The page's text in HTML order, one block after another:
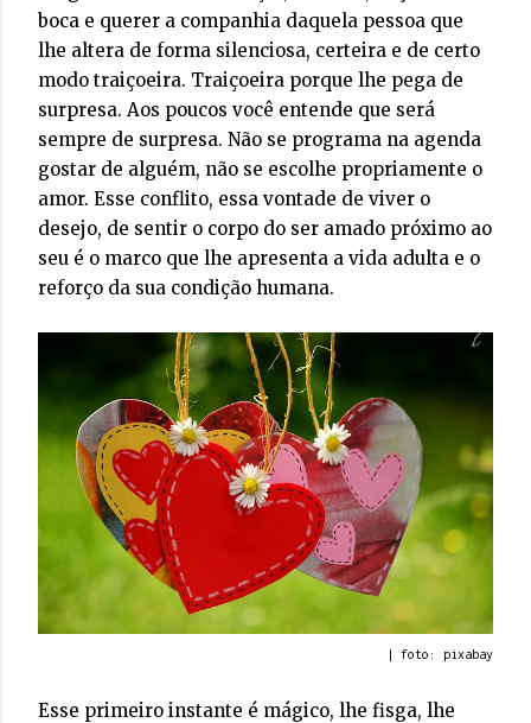
boca e querer a companhia daquela pessoa que
lhe altera de forma silenciosa, certeira e de certo
modo traiçoeira. Traiçoeira porque lhe pega de
surpresa. Aos poucos você entende que será
sempre de surpresa. Não se programa na agenda
gostar de alguém, não se escolhe propriamente o
amor. Esse conflito, essa vontade de viver o
desejo, de sentir o corpo do ser amado próximo ao
seu é o marco que lhe apresenta a vida adulta e o
reforço da sua condição humana.
| foto: pixabay
Esse primeiro instante é mágico, lhe fisga, lhe